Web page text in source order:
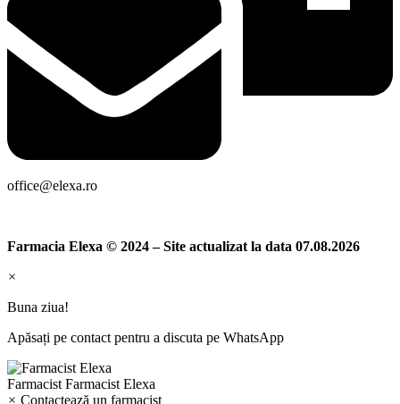
office@elexa.ro
Farmacia Elexa © 2024 – Site actualizat la data 07.08.2026
×
Buna ziua!
Apăsați pe contact pentru a discuta pe WhatsApp
Farmacist Farmacist Elexa
× Contactează un farmacist